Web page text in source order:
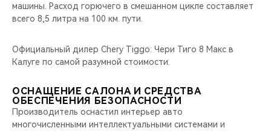
машины. Расход горючего в смешанном цикле составляет
всего 8,5 литра на 100 км. пути.
Официальный дилер Chery Tiggo: Чери Тиго 8 Макс в
Калуге по самой разумной стоимости.
ОСНАЩЕНИЕ САЛОНА И СРЕДСТВА
ОБЕСПЕЧЕНИЯ БЕЗОПАСНОСТИ
Производитель оснастил интерьер авто
многочисленными интеллектуальными системами и